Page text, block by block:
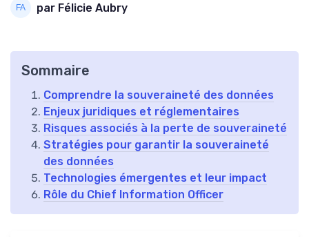
par Félicie Aubry
Sommaire
Comprendre la souveraineté des données
Enjeux juridiques et réglementaires
Risques associés à la perte de souveraineté
Stratégies pour garantir la souveraineté
des données
Technologies émergentes et leur impact
Rôle du Chief Information Officer